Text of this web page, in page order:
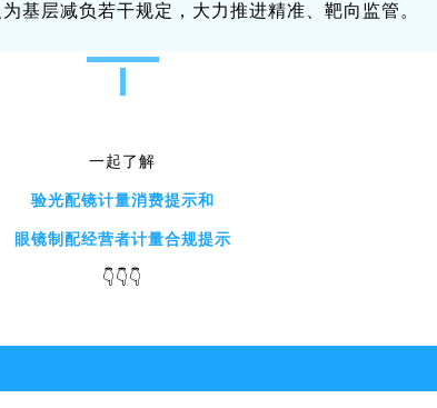
基层减负若干规定，大力推进精准、靶向监管。
一起了解
验光配镜计量消费提示和
眼镜制配经营者计量合规提示
👇️👇️👇️